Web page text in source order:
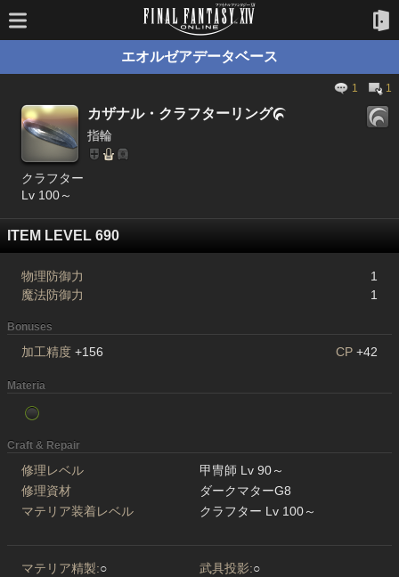
エオルゼアデータベース
1 1
カザナル・クラフターリング
指輪
クラフター
Lv 100～
ITEM LEVEL 690
物理防御力
1
魔法防御力
1
Bonuses
加工精度 +156 CP +42
Materia
Craft & Repair
修理レベル
甲冑師 Lv 90～
修理資材
ダークマターG8
マテリア装着レベル
クラフター Lv 100～
マテリア精製:○ 武具投影:○